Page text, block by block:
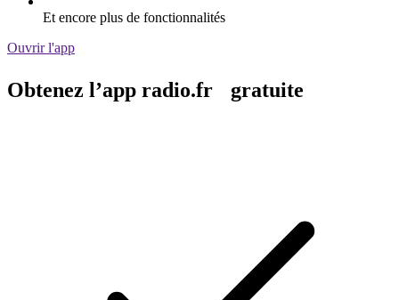
Et encore plus de fonctionnalités
Ouvrir l'app
Obtenez l’app radio.fr gratuite